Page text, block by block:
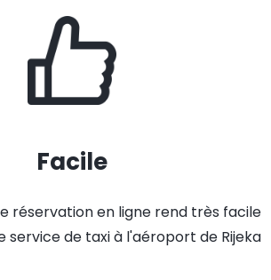
Facile
réservation en ligne rend très facile
service de taxi à l'aéroport de Rijeka